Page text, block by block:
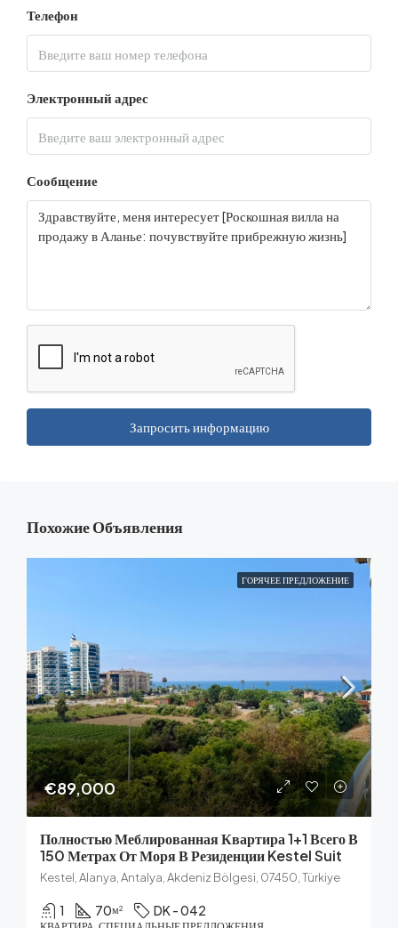
Телефон
Электронный адрес
Сообщение
Запросить информацию
Похожие Объявления
ГОРЯЧЕЕ ПРЕДЛОЖЕНИЕ
€89,000
Полностью Меблированная Квартира 1+1 Всего В
150 Метрах От Моря В Резиденции Kestel Suit
Kestel, Alanya, Antalya, Akdeniz Bölgesi, 07450, Türkiye
1 70м² DK - 042